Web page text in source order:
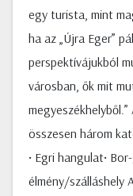
egy turista, mint
ha az „Újra Eger”
perspektívájukból
városban, ők mit
összesen három
• Egri hangulat•
élmény/szálláshely